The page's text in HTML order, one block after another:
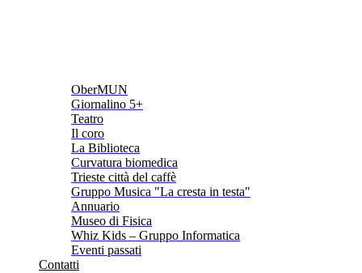
OberMUN
Giornalino 5+
Teatro
Il coro
La Biblioteca
Curvatura biomedica
Trieste città del caffè
Gruppo Musica "La cresta in testa"
Annuario
Museo di Fisica
Whiz Kids – Gruppo Informatica
Eventi passati
Contatti